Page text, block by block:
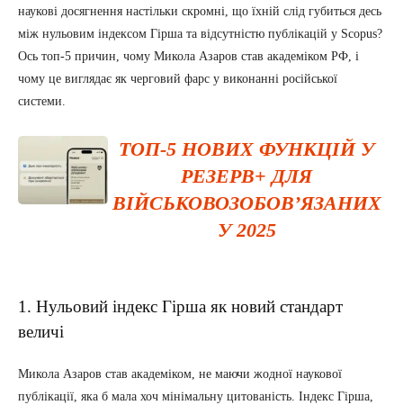
наукові досягнення настільки скромні, що їхній слід губиться десь
між нульовим індексом Гірша та відсутністю публікацій у Scopus?
Ось топ-5 причин, чому Микола Азаров став академіком РФ, і
чому це виглядає як черговий фарс у виконанні російської
системи.
ТОП-5 НОВИХ ФУНКЦІЙ У
РЕЗЕРВ+ ДЛЯ
ВІЙСЬКОВОЗОБОВ’ЯЗАНИХ
У 2025
1. Нульовий індекс Гірша як новий стандарт
величі
Микола Азаров став академіком, не маючи жодної наукової
публікації, яка б мала хоч мінімальну цитованість. Індекс Гірша,